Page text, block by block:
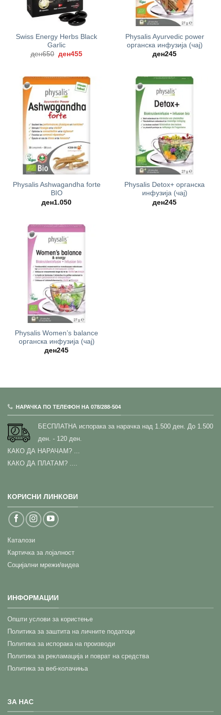
Swiss Energy Herbs Black
Garlic
ден650
Original
price
ден455Current
Physalis Ayurvedic power
oрганска инфузија (чај)
ден245
Physalis Ashwagandha forte
BIO
ден1.050
Physalis Detox+ oрганска
инфузија (чај)
ден245
Physalis Women’s balance
oрганска инфузија (чај)
ден245
НАРАЧКА ПО ТЕЛЕФОН НА 078/288-504
БЕСПЛАТНА испорака за нарачка над 1.500 ден. До 1.500
ден. - 120 ден.
КАКО ДА НАРАЧАМ? ...
КАКО ДА ПЛАТАМ? ....
КОРИСНИ ЛИНКОВИ
Каталози
Картичка за лојалност
Социјални мрежи/видеа
ИНФОРМАЦИИ
Општи услови за користење
Политика за заштита на личните податоци
Политика за испорака на производи
Политика за рекламација и поврат на средства
Политика за веб-колачиња
ЗА НАС